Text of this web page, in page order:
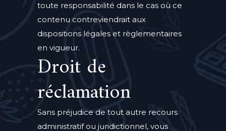
toute responsabilité dans le cas où ce
contenu contreviendrait aux
dispositions légales et règlementaires
en vigueur.
Droit de
réclamation
Sans préjudice de tout autre recours
administratif ou juridictionnel, vous